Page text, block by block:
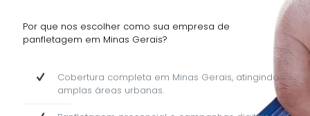
Por que nos escolher como sua empresa de
panfletagem em Minas Gerais?
Cobertura completa em Minas Gerais, atingindo
amplas áreas urbanas.